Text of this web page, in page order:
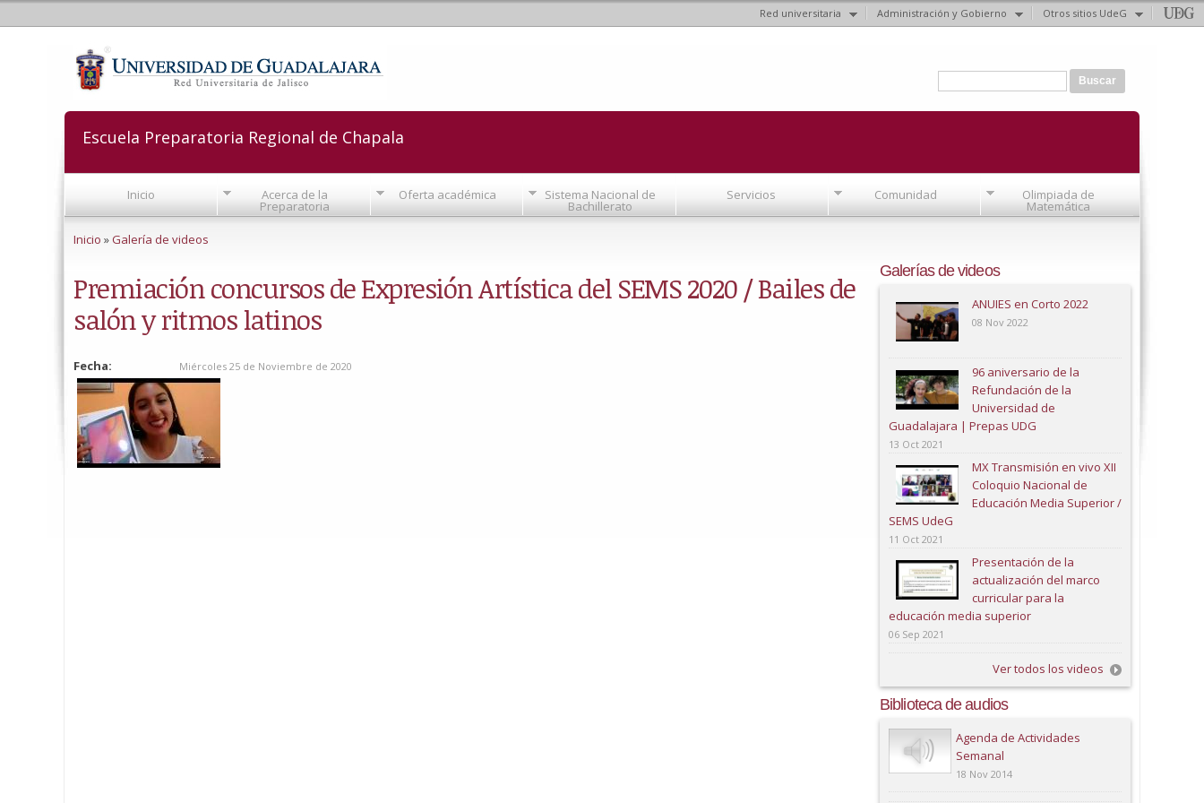
Red universitaria Administración y Gobierno Otros sitios UdeG
Formulario de búsqueda
Escuela Preparatoria Regional de Chapala
Inicio Acerca de la
Preparatoria
Oferta académica Sistema Nacional de
Bachillerato
Servicios Comunidad Olimpiada de
Matemática
Inicio »Galería de videos
Premiación concursos de Expresión Artística del SEMS 2020 / Bailes de
salón y ritmos latinos
Fecha: Miércoles 25 de Noviembre de 2020
Galerías de videos
ANUIES en Corto 2022
08 Nov 2022
96 aniversario de la
Refundación de la
Universidad de
Guadalajara | Prepas UDG
13 Oct 2021
MX Transmisión en vivo XII
Coloquio Nacional de
Educación Media Superior /
SEMS UdeG
11 Oct 2021
Presentación de la
actualización del marco
curricular para la
educación media superior
06 Sep 2021
Ver todos los videos
Biblioteca de audios
Play
Agenda de Actividades
Semanal
18 Nov 2014